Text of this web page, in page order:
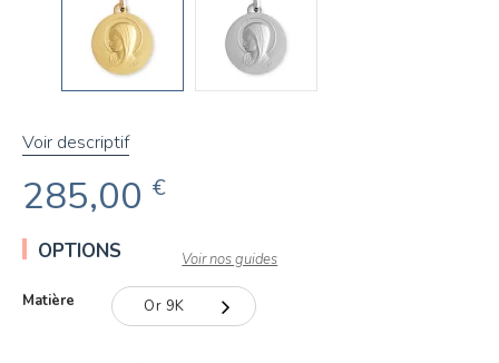
Voir descriptif
285,00 €
OPTIONS Voir nos guides
Matière Or 9K